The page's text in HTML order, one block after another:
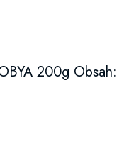
200g Obsah: